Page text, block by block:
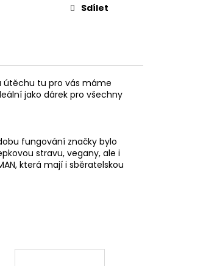
Sdílet
útěchu tu pro vás máme
jako dárek pro všechny
fungování značky bylo
stravu, vegany, ale i
která mají i sběratelskou